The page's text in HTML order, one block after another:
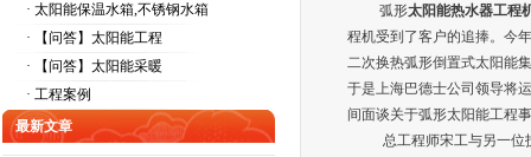
· 太阳能保温水箱,不锈钢水箱
· 【问答】太阳能工程
· 【问答】太阳能采暖
· 工程案例
最新文章
弧形太阳能热水器工程
程机受到了客户的追捧。今
二次换热弧形倒置式太阳能
于是上海巴德士公司领导将
间面谈关于弧形太阳能工程
总工程师宋工与另一位技